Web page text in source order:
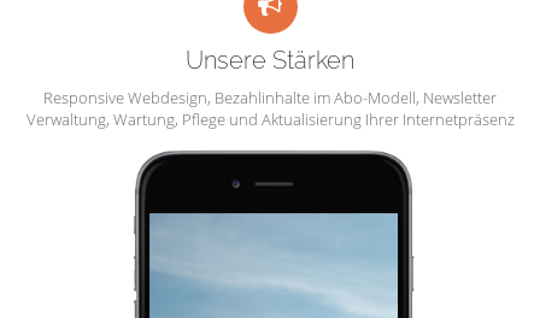
Unsere Stärken
Responsive Webdesign, Bezahlinhalte im Abo-Modell, Newsletter
Verwaltung, Wartung, Pflege und Aktualisierung Ihrer Internetpräsenz